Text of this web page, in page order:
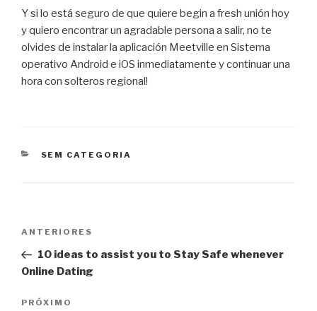
Y si lo está seguro de que quiere begin a fresh unión hoy
y quiero encontrar un agradable persona a salir, no te
olvides de instalar la aplicación Meetville en Sistema
operativo Android e iOS inmediatamente y continuar una
hora con solteros regional!
CATEGORIAS
SEM CATEGORIA
Post
Post
anterior
ANTERIORES
10 ideas to assist you to Stay Safe whenever
Online Dating
Próximo
PRÓXIMO